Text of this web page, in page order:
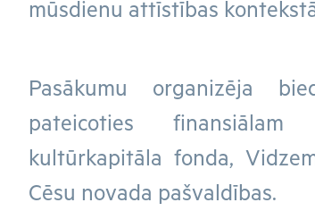
mūsdienu attīstības
Pasākumu organizēja
pateicoties
kultūrkapitāla fonda,
Cēsu novada pašvaldības.